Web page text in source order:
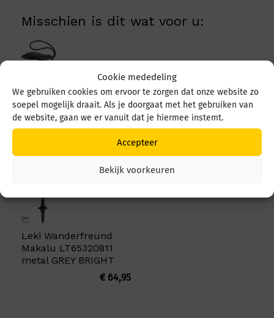
Cookie mededeling
We gebruiken cookies om ervoor te zorgen dat onze website zo
soepel mogelijk draait. Als je doorgaat met het gebruiken van
de website, gaan we er vanuit dat je hiermee instemt.
Accepteer
Bekijk voorkeuren
Misschien is dit wat voor u:
Leki Wanderfreund
Makalu LT65320811
metal GREY BRIGHT
€64,95